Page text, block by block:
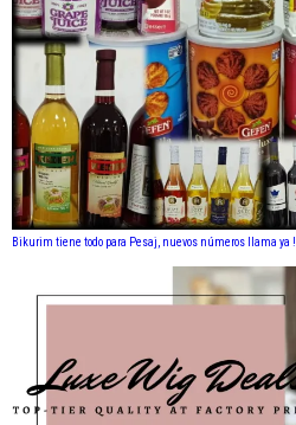
Bikurim tiene todo para Pesaj, nuevos números llama ya !